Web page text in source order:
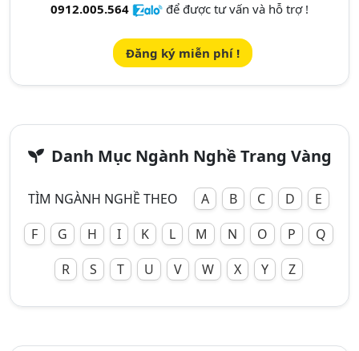
0912.005.564
để được tư vấn và hỗ trợ !
Đăng ký miễn phí !
Danh Mục Ngành Nghề Trang Vàng
TÌM NGÀNH NGHỀ THEO A B C D
E
F
G H I K L M N O P
Q
R
S T U V W X Y Z